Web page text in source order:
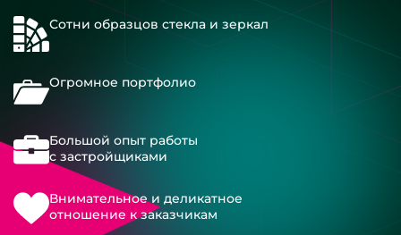
Сотни образцов стекла и зеркал
Огромное портфолио
Большой опыт работы
с застройщиками
Внимательное и деликатное
отношение к заказчикам